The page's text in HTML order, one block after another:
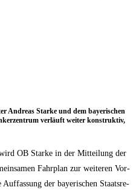
Andre­as Star­ke und dem baye­ri­schen
ver­läuft wei­ter kon­struk­tiv,
OB Star­ke in der Mit­tei­lung der
Fahr­plan zur wei­te­ren Vor­
Auf­fas­sung der baye­ri­schen Staats­re­